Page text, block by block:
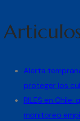
Alerta
proteger los
RILES en
monitoreo